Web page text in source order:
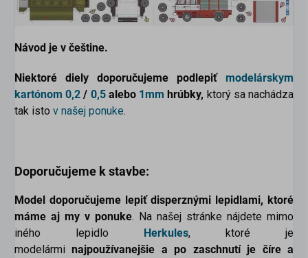
Návod je v češtine.
Niektoré diely doporučujeme podlepiť modelárskym
kartónom 0,2 / 0,5alebo 1mm hrúbky, ktorý sa nachádza
tak isto v našej ponuke.
Doporučujeme k stavbe:
Model doporučujeme lepiť disperznými lepidlami, ktoré
máme aj my v ponuke. Na našej stránke nájdete mimo
iného lepidlo Herkules, ktoré je
modelárminajpoužívanejšie a po zaschnutí je číre a